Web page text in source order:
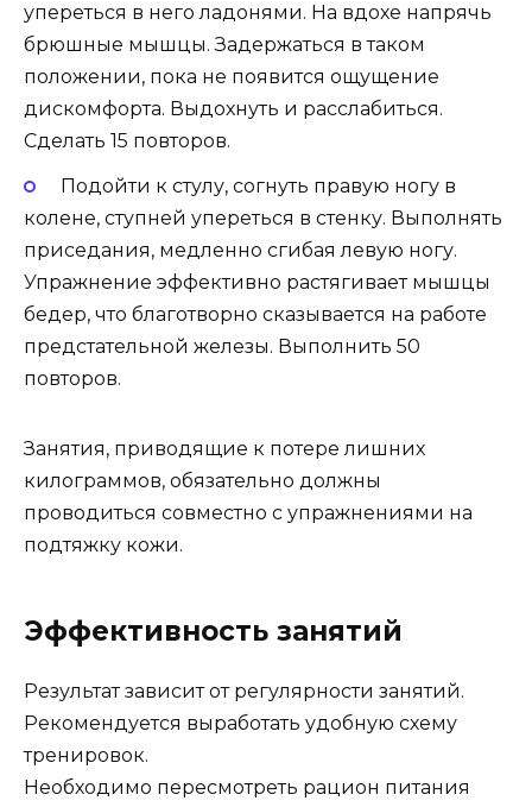
упереться в него ладонями. На вдохе напрячь
брюшные мышцы. Задержаться в таком
положении, пока не появится ощущение
дискомфорта. Выдохнуть и расслабиться.
Сделать 15 повторов.
Подойти к стулу, согнуть правую ногу в
колене, ступней упереться в стенку. Выполнять
приседания, медленно сгибая левую ногу.
Упражнение эффективно растягивает мышцы
бедер, что благотворно сказывается на работе
предстательной железы. Выполнить 50
повторов.
Занятия, приводящие к потере лишних
килограммов, обязательно должны
проводиться совместно с упражнениями на
подтяжку кожи.
Эффективность занятий
Результат зависит от регулярности занятий.
Рекомендуется выработать удобную схему
тренировок.
Необходимо пересмотреть рацион питания